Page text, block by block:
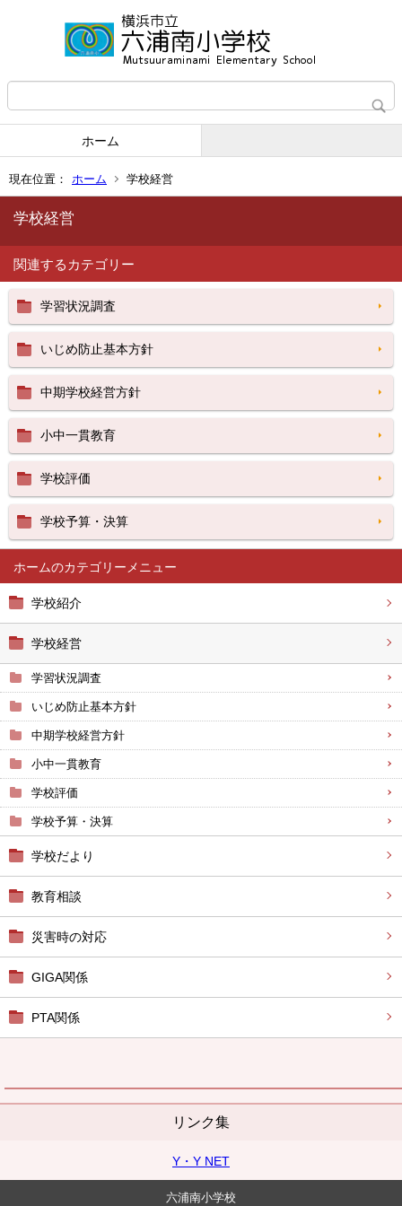
ホーム
現在位置： ホーム 学校経営
ホーム
学校紹介
学校経営
学習状況調査
いじめ防止基本方針
中期学校経営方針
小中一貫教育
学校評価
学校予算・決算
学校だより
教育相談
災害時の対応
GIGA関係
PTA関係
リンク集
Y・Y NET
学校経営
関連するカテゴリー
学習状況調査
いじめ防止基本方針
中期学校経営方針
小中一貫教育
学校評価
学校予算・決算
六浦南小学校